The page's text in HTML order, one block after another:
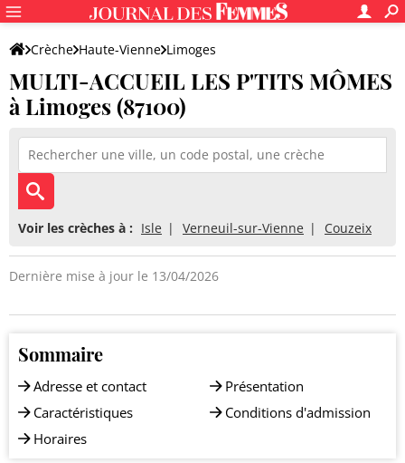
Crèche Haute-Vienne Limoges
MULTI-ACCUEIL LES P'TITS MÔMES
MULTI-ACCUEIL LES P'TITS MÔMES
à Limoges (87100)
Voir les crèches à : Isle Verneuil-sur-Vienne Couzeix
Dernière mise à jour le 13/04/2026
Sommaire
Adresse et contact
Caractéristiques
Horaires
Présentation
Conditions d'admission